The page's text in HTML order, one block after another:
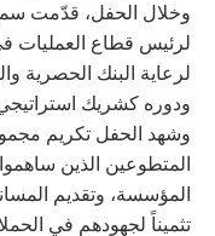
وخلال الحفل، قدّمت
لرئيس قطاع العمليات
لرعاية البنك الحصرية
ودوره كشريك
وشهد الحفل تكريم
المتطوعين الذين
المؤسسة، وتقديم
تثميناً لجهودهم في